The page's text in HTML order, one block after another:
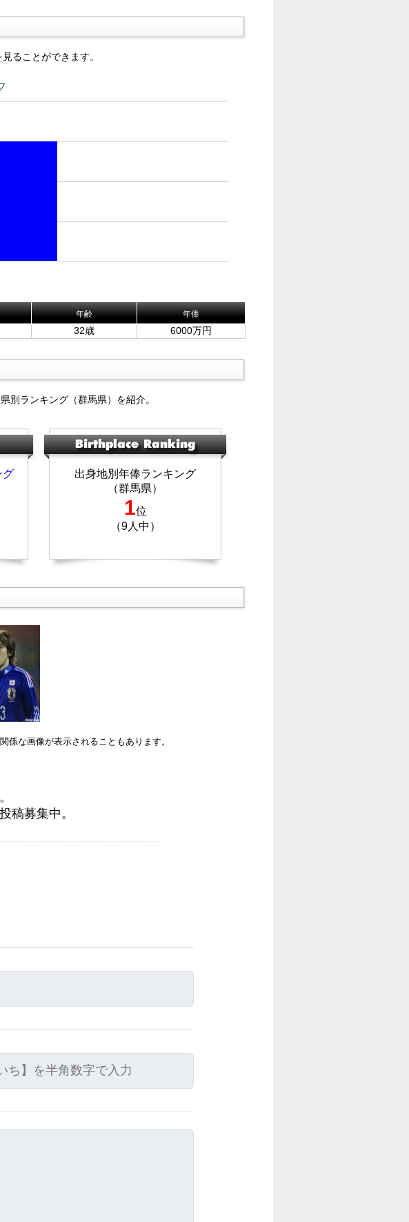
ることができます。
年齢 年俸
32歳 6000万円
別ランキング（群馬県）を紹介。
グ
出身地別年俸ランキング
（群馬県）
1位
（9人中）
な画像が表示されることもあります。
稿募集中。